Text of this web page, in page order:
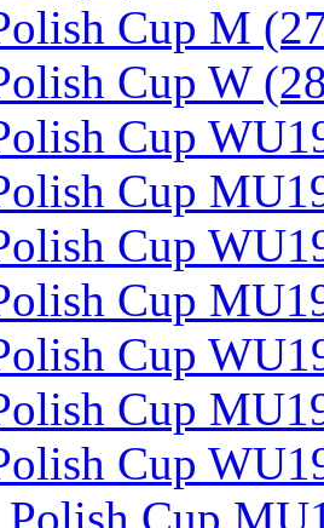
Cup M
Cup W
Cup
Cup
Cup
Cup
Cup
Cup
Cup
Polish Cup